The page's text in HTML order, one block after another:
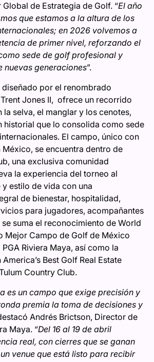
de Estrategia de Golf. “El año
que estamos a la altura de los
en 2026 volvemos a
de primer nivel, reforzando el
sede de golf profesional y
nuevas generaciones”.
diseñado por el renombrado
Jones II, ofrece un recorrido
la selva, el manglar y los cenotes,
historial que lo consolida como sede
El campo, único con
México, se encuentra dentro de
una exclusiva comunidad
la experiencia del torneo al
estilo de vida con una
de bienestar, hospitalidad,
para jugadores, acompañantes
suma el reconocimiento de World
Mejor Campo de Golf de México
Riviera Maya, así como la
Best Golf Real Estate
Country Club.
es un campo que exige precisión y
premia la toma de decisiones y
Andrés Brictson, Director de
Maya. “Del 16 al 19 de abril
real, con cierres que se ganan
venue que está listo para recibir